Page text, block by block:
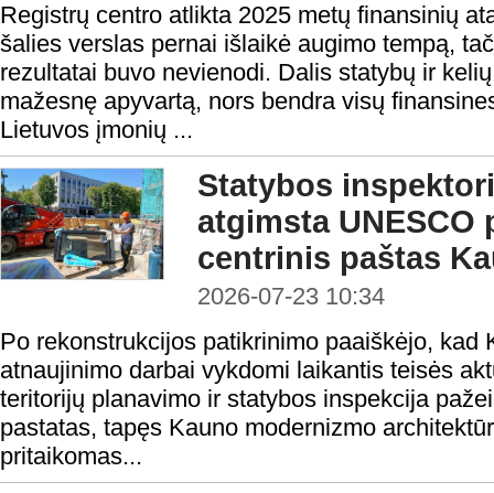
Registrų centro atlikta 2025 metų finansinių
šalies verslas pernai išlaikė augimo tempą,
rezultatai buvo nevienodi. Dalis statybų ir
mažesnę apyvartą, nors bendra visų
Lietuvos įmonių ...
Statybos
atgimsta UNESCO
centrinis paštas
2026-07-23 10:34
Po rekonstrukcijos patikrinimo paaiškėjo, kad
atnaujinimo darbai vykdomi laikantis teisės
teritorijų planavimo ir statybos inspekcija
pastatas, tapęs Kauno modernizmo
pritaikomas...